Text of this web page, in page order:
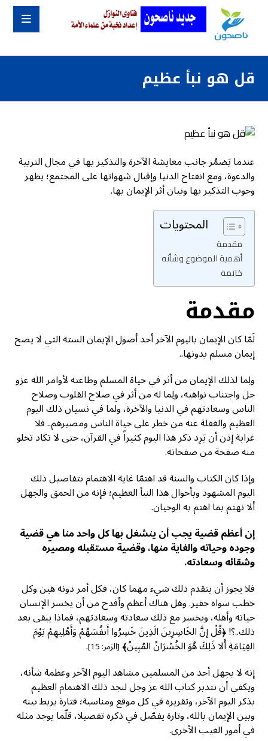
قل هو نبأ عظيم
عندما يَضمُر جانب معايشة الآخرة والتذكير بها في مجال التربية
والدعوة، ومع انفتاح الدنيا وإقبال شهواتها على المجتمع؛ يظهر
وجوب التذكير بها وبيان أثر الإيمان بها.
المحتويات
مقدمة
أهمية الموضوع وشأنه
خاتمة
مقدمة
لَمّا كان الإيمان باليوم الآخر أحد أصول الإيمان الستة التي لا يصح
إيمان مسلم بدونها..
ولِما لذلك الإيمان من أثر في حياة المسلم وطاعته لأوامر الله عزو
جل واجتناب نواهيه، ولِما له من أثر في صلاح القلوب وصلاح
الناس وسعادتهم في الدنيا والآخرة، ولما في نسيان ذلك اليوم
العظيم والغفلة عنه من خطر على حياة الناس ومصيرهم.. فلا
غرابة إذن أن يَرِد ذكر هذا اليوم كثيراً في القرآن، حتى لا تكاد تخلو
منه صفحة من صفحاته.
وإذا كان الكتاب والسنة قد اهتمّا غاية الاهتمام بتفاصيل ذلك
اليوم المشهود وبأحوال هذا النبأ العظيم؛ فإنه من الحمق والجهل
ألا نهتم بما اهتم به الوحيان.
إن أعظم قضية يجب أن ينشغل بها كل واحد منا هي قضية
وجوده وحياته والغاية منها، وقضية مستقبله ومصيره
وشقائه وسعادته.
فلا يجوز أن يتقدم ذلك شيء مهما كان، فكل أمر دونه هين وكل
خطب سواه حقير. وهل هناك أعظم وأفدح من أن يخسر الإنسان
حياته وأهله، ويخسر مع ذلك سعادته وسعادتهم، فماذا يبقى بعد
ذلك..؟! ﴿قُلْ إنَّ الخَاسِرِينَ الَذِينَ خَسِرُوا أَنفُسَهُمْ وَأَهْلِيهِمْ يَوْمَ
القِيَامَةِ أَلا ذَلِكَ هُوَ الخُسْرَانُ المُبِينُ﴾[الزمر: 15]
.
إنه لا يجهل أحد من المسلمين مشاهد اليوم الآخر وعظمة شأنه،
ويكفي أن نتدبر كتاب الله عز وجل لنجد ذلك الاهتمام العظيم
بذكر اليوم الآخر، وتقريره في كل موقع ومناسبة؛ فتارة يربط بينه
وبين الإيمان بالله، وتارة يفصّل في ذكره تفصيلا، قلّما يوجد مثله
في أمور الغيب الأخرى.